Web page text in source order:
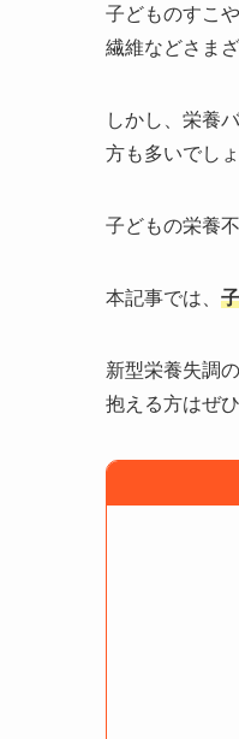
子どものすこ
繊維などさま
しかし、栄養
方も多いでしょ
子どもの栄養
本記事では、
新型栄養失調
抱える方はぜ